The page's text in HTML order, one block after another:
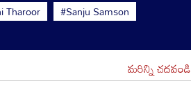
Tharoor
#Sanju Samson
మరిన్ని చదవండి